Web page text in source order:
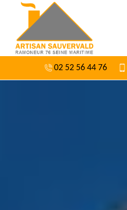
02 52 56 44 76